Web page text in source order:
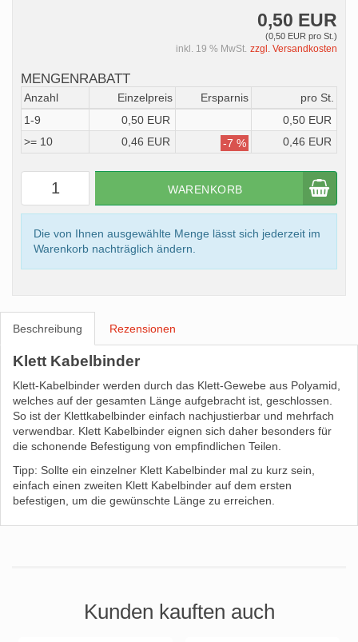
0,50 EUR
(0,50 EUR pro St.)
inkl. 19 % MwSt. zzgl. Versandkosten
MENGENRABATT
Anzahl Einzelpreis Ersparnis
pro St.
1-9
0,50 EUR
0,50 EUR
>= 10
0,46 EUR -7 % 0,46 EUR
WARENKORB
Die von Ihnen ausgewählte Menge lässt sich jederzeit im
Warenkorb nachträglich ändern.
Beschreibung Rezensionen
Klett Kabelbinder
Klett-Kabelbinder werden durch das Klett-Gewebe aus Polyamid,
welches auf der gesamten Länge aufgebracht ist, geschlossen.
So ist der Klettkabelbinder einfach nachjustierbar und mehrfach
verwendbar. Klett Kabelbinder eignen sich daher besonders für
die schonende Befestigung von empfindlichen Teilen.
Tipp: Sollte ein einzelner Klett Kabelbinder mal zu kurz sein,
einfach einen zweiten Klett Kabelbinder auf dem ersten
befestigen, um die gewünschte Länge zu erreichen.
Kunden kauften auch